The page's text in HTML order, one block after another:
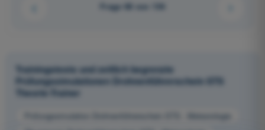
Frage 68 von 136
Trainingstests und zeitlich begrenzte
Prüfungssimulationen Drohnenführerschein STS
Theorie-Trainer
Prüfungssimulation Drohnenführerschein STS - Meteorologie